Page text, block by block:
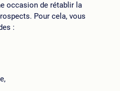
occasion de rétablir la
Pour cela, vous
: